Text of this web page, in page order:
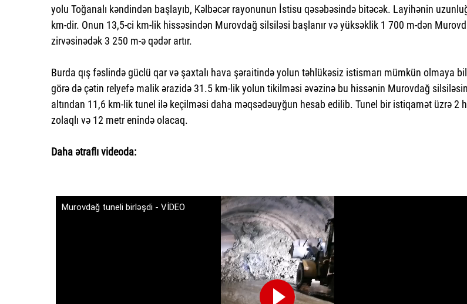
yolu Toğanalı kəndindən başlayıb, Kəlbəcər rayonunun İstisu qəsəbəsində bitəcək. Layihənin
km-dir. Onun 13,5-ci km-lik hissəsindən Murovdağ silsiləsi başlanır və yüksəklik 1 700 m-dən
zirvəsinədək 3 250 m-ə qədər artır.
Burda qış fəslində güclü qar və şaxtalı hava şəraitində yolun təhlükəsiz istismarı mümkün olmaya
görə də çətin relyefə malik ərazidə 31.5 km-lik yolun tikilməsi əvəzinə bu hissənin Murovdağ
altından 11,6 km-lik tunel ilə keçilməsi daha məqsədəuyğun hesab edilib. Tunel bir istiqamət üzrə 2
zolaqlı və 12 metr enində olacaq.
Daha ətraflı videoda: